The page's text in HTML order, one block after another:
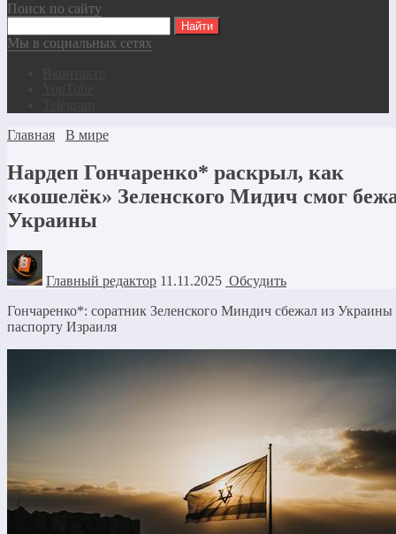
Поиск по сайту
Мы в социальных сетях
Главная
В мире
Нардеп Гончаренко* раскрыл, как
«кошелёк» Зеленского Мидич смог
Украины
Главный редактор 11.11.2025 Обсудить
Гончаренко*: соратник Зеленского Миндич сбежал из Украины
паспорту Израиля